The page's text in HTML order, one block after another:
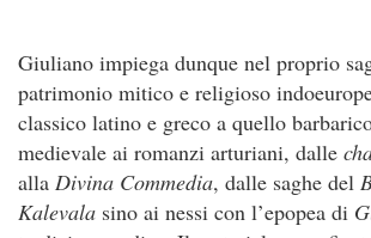
Giuliano impiega dunque nel proprio
patrimonio mitico e religioso
classico latino e greco a quello
medievale ai romanzi arturiani, dalle
alla Divina Commedia, dalle saghe del
Kalevala sino ai nessi con l’epopea di